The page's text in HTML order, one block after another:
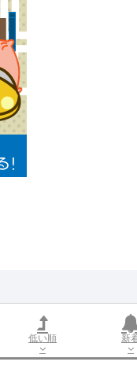
低い順 新